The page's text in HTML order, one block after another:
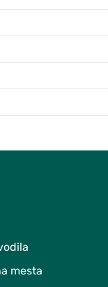
mesta